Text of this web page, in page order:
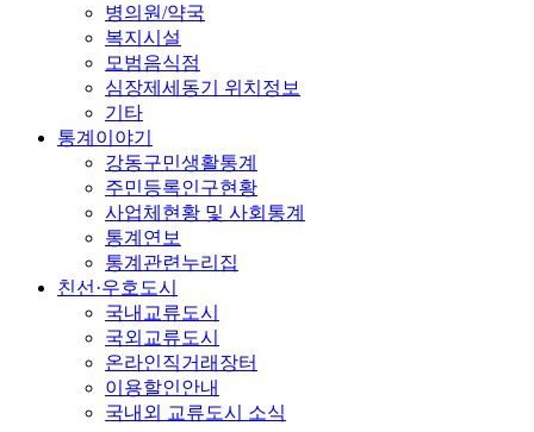
병의원/약국
복지시설
모범음식점
심장제세동기 위치정보
기타
통계이야기
강동구민생활통계
주민등록인구현황
사업체현황 및 사회통계
통계연보
통계관련누리집
친선·우호도시
국내교류도시
국외교류도시
온라인직거래장터
이용할인안내
국내외 교류도시 소식